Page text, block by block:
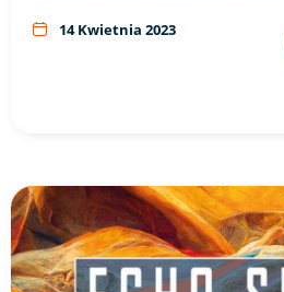
14 Kwietnia 2023
Link do artykułu "Hasło